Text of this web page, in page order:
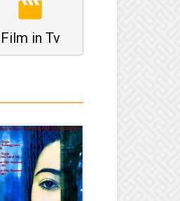
Film in Tv